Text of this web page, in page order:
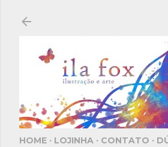
HOME LOJINHA CONTATO